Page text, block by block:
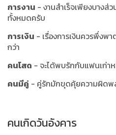
การงาน - งานสำเร็จเพียงบางส่
ทั้งหมดครับ
การเงิน - เรื่องการเงินควรพึ่งพ
กว่า
คนโสด - จะได้พบรักกับแฟนเก่า
คนมีคู่ - คู่รักมักขุดคุ้ยความผิดพ
คนเกิดวันอังคาร